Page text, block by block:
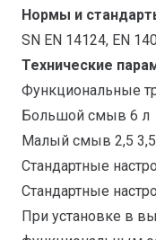
Нормы и
SN EN 14124, EN
Технические
Функциональные
Большой смыв 6 л
Малый смыв 2,5
Стандартные
Стандартные
При установке в